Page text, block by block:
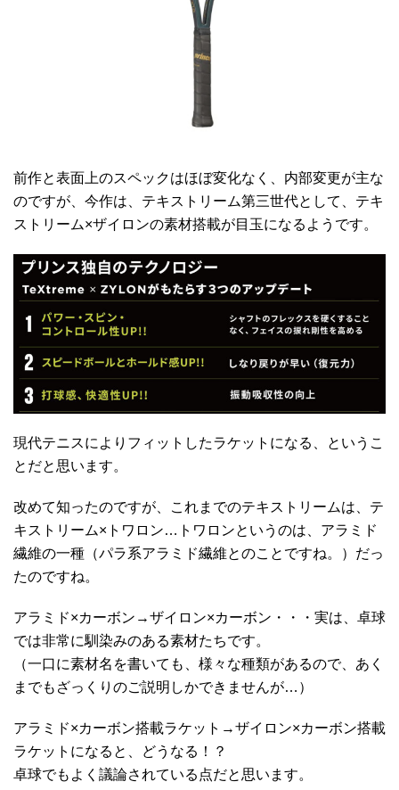
前作と表面上のスペックはほぼ変化なく、内部変更が主な
のですが、今作は、テキストリーム第三世代として、テキ
ストリーム×ザイロンの素材搭載が目玉になるようです。
現代テニスによりフィットしたラケットになる、というこ
とだと思います。
改めて知ったのですが、これまでのテキストリームは、テ
キストリーム×トワロン…トワロンというのは、アラミド
繊維の一種（パラ系アラミド繊維とのことですね。）だっ
たのですね。
アラミド×カーボン→ザイロン×カーボン・・・実は、卓球
では非常に馴染みのある素材たちです。
（一口に素材名を書いても、様々な種類があるので、あく
までもざっくりのご説明しかできませんが…）
アラミド×カーボン搭載ラケット→ザイロン×カーボン搭載
ラケットになると、どうなる！？
卓球でもよく議論されている点だと思います。